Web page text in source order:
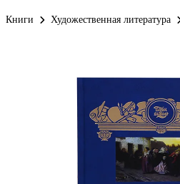
Книги Художественная литература